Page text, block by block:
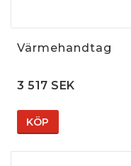
Värmehandtag
3 517 SEK
KÖP